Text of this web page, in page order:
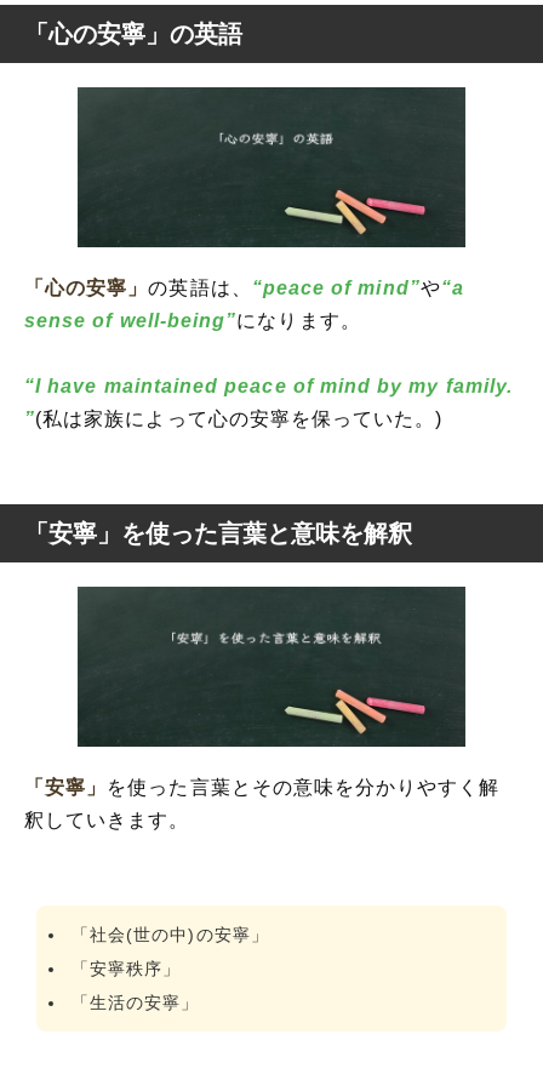
「心の安寧」の英語
「心の安寧」の英語は、 “peace of mind”や“a
sense of well-being”になります。
“I have maintained peace of mind by my family.
”(私は家族によって心の安寧を保っていた。)
「安寧」を使った言葉と意味を解釈
「安寧」
を使った言葉とその意味を分かりやすく解
釈していきます。
「社会(世の中)の安寧」
「安寧秩序」
「生活の安寧」